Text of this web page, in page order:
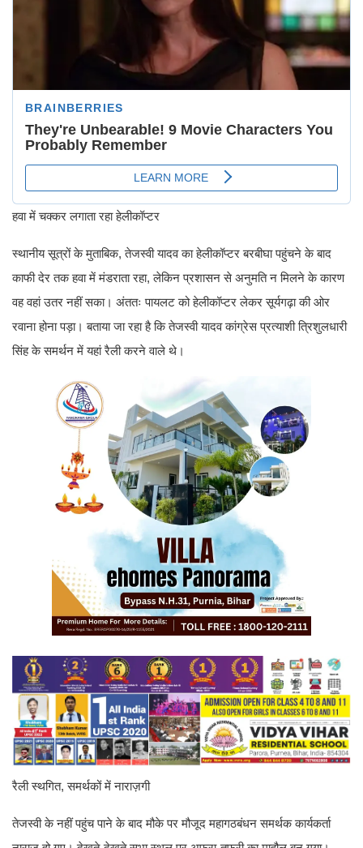
हवा में चक्कर लगाता रहा हेलीकॉप्टर
स्थानीय सूत्रों के मुताबिक, तेजस्वी यादव का हेलीकॉप्टर बरबीघा पहुंचने के बाद
काफी देर तक हवा में मंडराता रहा, लेकिन प्रशासन से अनुमति न मिलने के कारण
वह वहां उतर नहीं सका। अंततः पायलट को हेलीकॉप्टर लेकर सूर्यगढ़ा की ओर
रवाना होना पड़ा। बताया जा रहा है कि तेजस्वी यादव कांग्रेस प्रत्याशी त्रिशुलधारी
सिंह के समर्थन में यहां रैली करने वाले थे।
रैली स्थगित, समर्थकों में नाराज़गी
तेजस्वी के नहीं पहुंच पाने के बाद मौके पर मौजूद महागठबंधन समर्थक कार्यकर्ता